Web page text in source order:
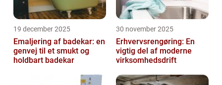
19 december 2025
Emaljering af badekar: en
genvej til et smukt og
holdbart badekar
30 november 2025
Erhvervsrengøring: En
vigtig del af moderne
virksomhedsdrift